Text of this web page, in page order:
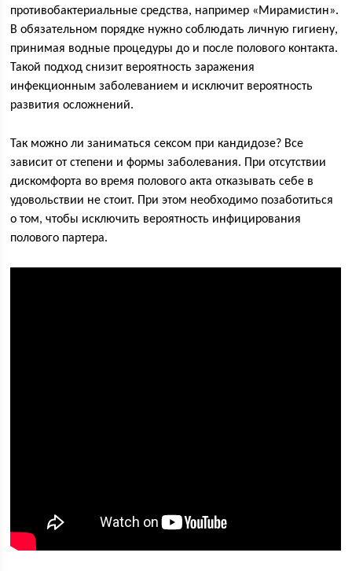
противобактериальные средства, например «Мирамистин».
В обязательном порядке нужно соблюдать личную гигиену,
принимая водные процедуры до и после полового контакта.
Такой подход снизит вероятность заражения
инфекционным заболеванием и исключит вероятность
развития осложнений.
Так можно ли заниматься сексом при кандидозе? Все
зависит от степени и формы заболевания. При отсутствии
дискомфорта во время полового акта отказывать себе в
удовольствии не стоит. При этом необходимо позаботиться
о том, чтобы исключить вероятность инфицирования
полового партера.